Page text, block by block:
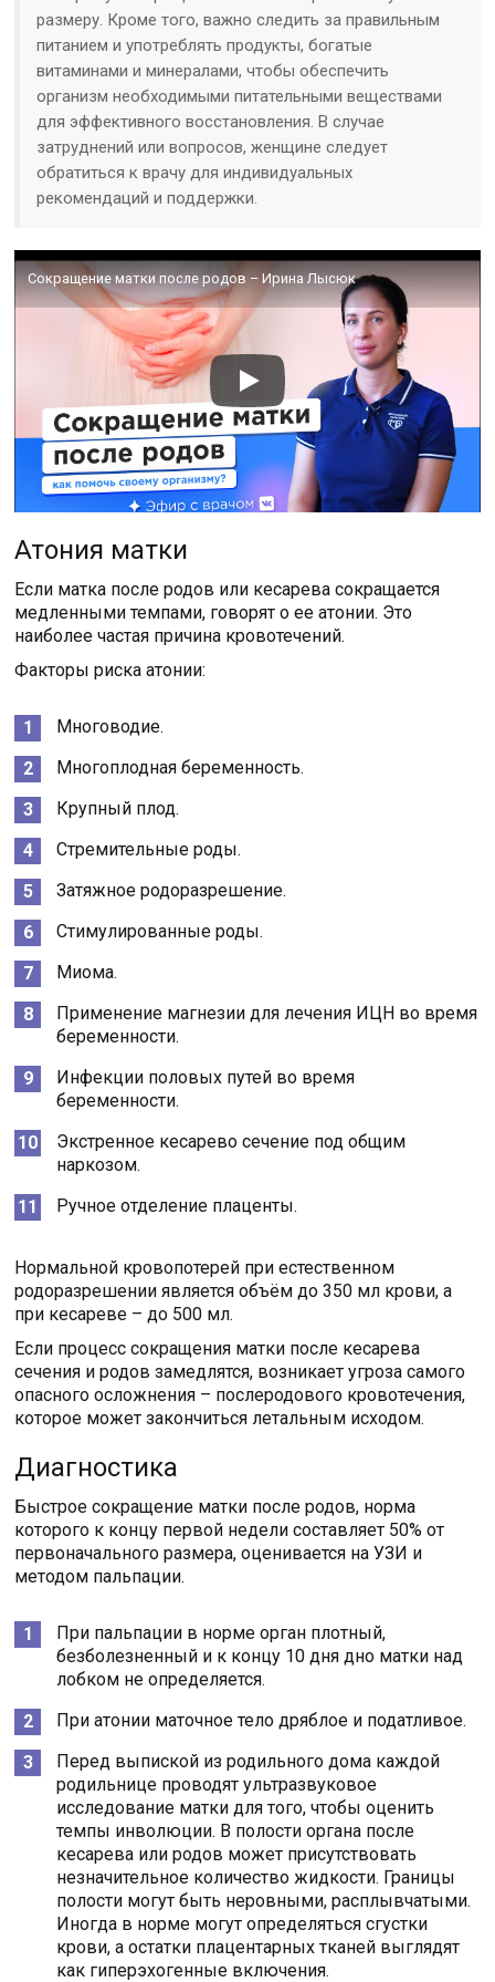
размеру. Кроме того, важно следить за правильным
питанием и употреблять продукты, богатые
витаминами и минералами, чтобы обеспечить
организм необходимыми питательными веществами
для эффективного восстановления. В случае
затруднений или вопросов, женщине следует
обратиться к врачу для индивидуальных
рекомендаций и поддержки.
Сокращение матки после родов – Ирина Лысюк
Атония матки
Если матка после родов или кесарева сокращается
медленными темпами, говорят о ее атонии. Это
наиболее частая причина кровотечений.
Факторы риска атонии:
Многоводие.
Многоплодная беременность.
Крупный плод.
Стремительные роды.
Затяжное родоразрешение.
Стимулированные роды.
Миома.
Применение магнезии для лечения ИЦН во время
беременности.
Инфекции половых путей во время
беременности.
Экстренное кесарево сечение под общим
наркозом.
Ручное отделение плаценты.
Нормальной кровопотерей при естественном
родоразрешении является объём до 350 мл крови, а
при кесареве – до 500 мл.
Если процесс сокращения матки после кесарева
сечения и родов замедлятся, возникает угроза самого
опасного осложнения – послеродового кровотечения,
которое может закончиться летальным исходом.
Диагностика
Быстрое сокращение матки после родов, норма
которого к концу первой недели составляет 50% от
первоначального размера, оценивается на УЗИ и
методом пальпации.
При пальпации в норме орган плотный,
безболезненный и к концу 10 дня дно матки над
лобком не определяется.
При атонии маточное тело дряблое и податливое.
Перед выпиской из родильного дома каждой
родильнице проводят ультразвуковое
исследование матки для того, чтобы оценить
темпы инволюции. В полости органа после
кесарева или родов может присутствовать
незначительное количество жидкости. Границы
полости могут быть неровными, расплывчатыми.
Иногда в норме могут определяться сгустки
крови, а остатки плацентарных тканей выглядят
как гиперэхогенные включения.